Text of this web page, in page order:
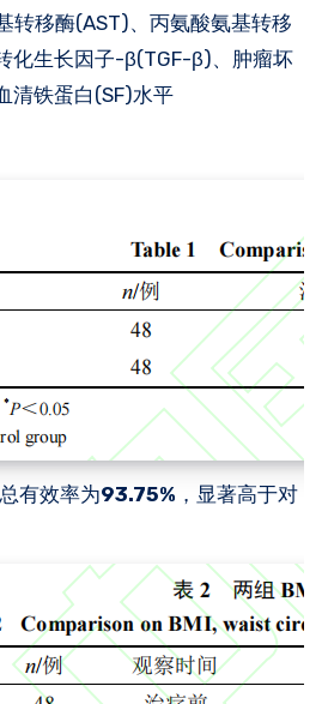
转移酶(AST)、丙氨酸氨基转移
化生长因子-β(TGF-β)、肿瘤坏
清铁蛋白(SF)水平
有效率为93.75% ，显著高于对